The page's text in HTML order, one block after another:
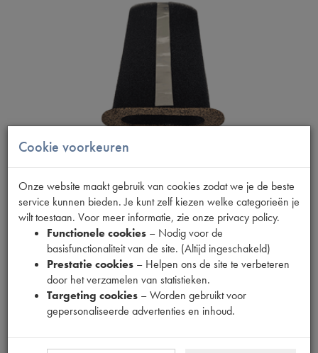
Productnummer
6107013
25,35 (€ 20,95excl. btw)
Bestel
Cookie voorkeuren
Onze website maakt gebruik van cookies zodat we je de beste
service kunnen bieden. Je kunt zelf kiezen welke categorieën je
wilt toestaan. Voor meer informatie, zie onze privacy policy.
Functionele cookies – Nodig voor de
basisfunctionaliteit van de site. (Altijd ingeschakeld)
Prestatie cookies – Helpen ons de site te verbeteren
door het verzamelen van statistieken.
Targeting cookies – Worden gebruikt voor
gepersonaliseerde advertenties en inhoud.